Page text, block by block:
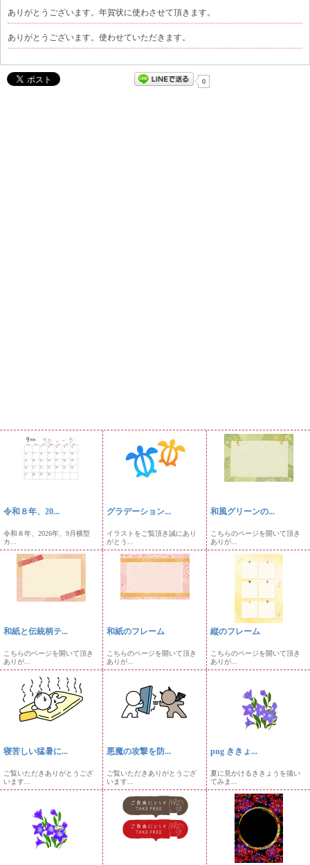
ありがとうございます。年賀状に使わさせて頂きます。
ありがとうございます。使わせていただきます。
0
令和８年、20...
令和８年、2026年、9月横型
カ...
グラデーション...
イラストをご覧頂き誠にあり
がとう...
和風グリーンの...
こちらのページを開いて頂き
ありが...
和紙と伝統柄テ...
こちらのページを開いて頂き
ありが...
和紙のフレーム
こちらのページを開いて頂き
ありが...
縦のフレーム
こちらのページを開いて頂き
ありが...
寝苦しい猛暑に...
ご覧いただきありがとうござ
います...
悪魔の攻撃を防...
ご覧いただきありがとうござ
います...
png ききょ...
夏に見かけるききょうを描い
てみま...